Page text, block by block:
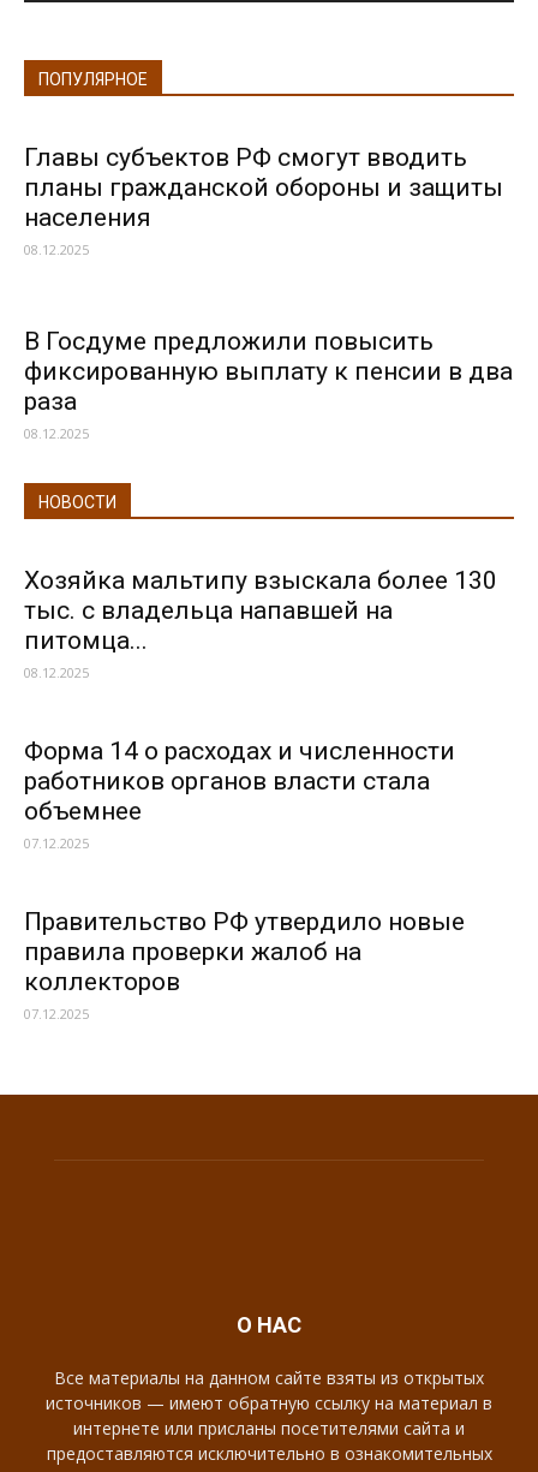
ПОПУЛЯРНОЕ
Главы субъектов РФ смогут вводить
планы гражданской обороны и защиты
населения
08.12.2025
В Госдуме предложили повысить
фиксированную выплату к пенсии в два
раза
08.12.2025
НОВОСТИ
Хозяйка мальтипу взыскала более 130
тыс. с владельца напавшей на
питомца...
08.12.2025
Форма 14 о расходах и численности
работников органов власти стала
объемнее
07.12.2025
Правительство РФ утвердило новые
правила проверки жалоб на
коллекторов
07.12.2025
О НАС
Все материалы на данном сайте взяты из открытых
источников — имеют обратную ссылку на материал в
интернете или присланы посетителями сайта и
предоставляются исключительно в ознакомительных